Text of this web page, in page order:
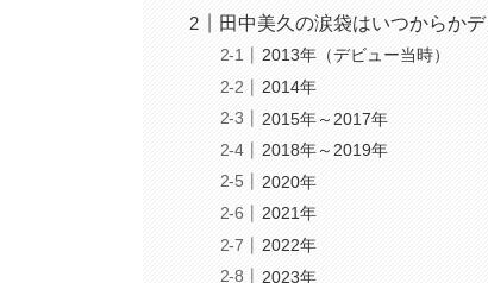
田中美久の涙袋はいつからか
2013年（デビュー当時）
2014年
2015年～2017年
2018年～2019年
2020年
2021年
2022年
2023年